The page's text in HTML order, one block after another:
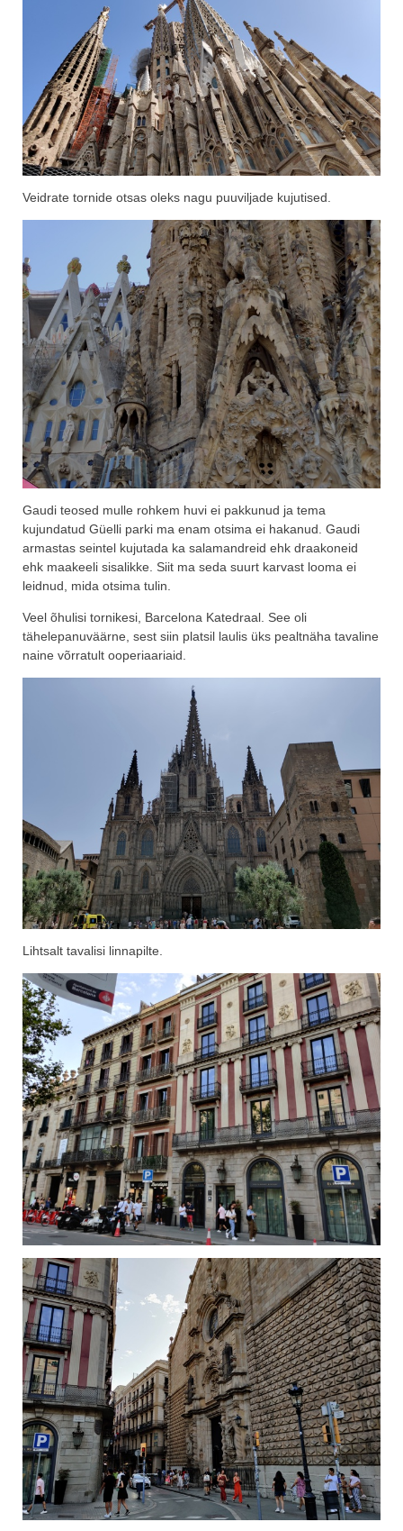
Veidrate tornide otsas oleks nagu puuviljade kujutised.
Gaudi teosed mulle rohkem huvi ei pakkunud ja tema
kujundatud Güelli parki ma enam otsima ei hakanud. Gaudi
armastas seintel kujutada ka salamandreid ehk draakoneid
ehk maakeeli sisalikke. Siit ma seda suurt karvast looma ei
leidnud, mida otsima tulin.
Veel õhulisi tornikesi, Barcelona Katedraal. See oli
tähelepanuväärne, sest siin platsil laulis üks pealtnäha tavaline
naine võrratult ooperiaariaid.
Lihtsalt tavalisi linnapilte.